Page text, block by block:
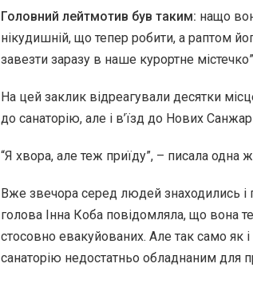
Головний лейтмотив був таким: нащо
нікудишній, що тепер робити, а раптом
завезти заразу в наше курортне
На цей заклик відреагували десятки
до санаторію, але і в’їзд до Нових
“Я хвора, але теж приїду”, – писала одна
Вже звечора серед людей знаходились
голова Інна Коба повідомляла, що вона
стосовно евакуйованих. Але так само
санаторію недостатньо обладнаним для